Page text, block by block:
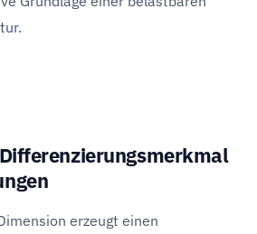
erzeugt einen